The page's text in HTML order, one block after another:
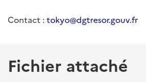
Contact : tokyo@dgtresor.gouv.fr
Fichier attaché